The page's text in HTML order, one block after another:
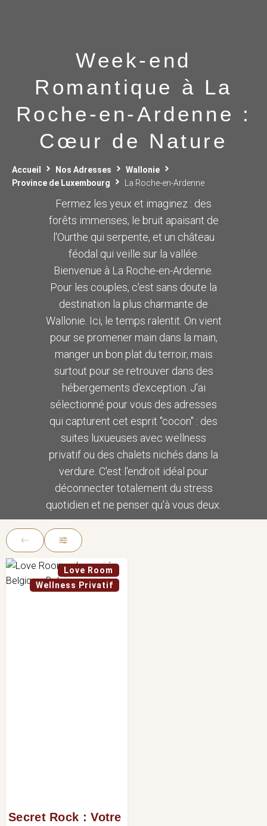
Week-end
Romantique à La
Roche-en-Ardenne :
Cœur de Nature
Accueil Nos Adresses
Wallonie
Province de Luxembourg
La Roche-en-Ardenne
Fermez les yeux et imaginez : des
forêts immenses, le bruit apaisant de
l'Ourthe qui serpente, et un château
féodal qui veille sur la vallée.
Bienvenue à La Roche-en-Ardenne.
Pour les couples, c'est sans doute la
destination la plus charmante de
Wallonie. Ici, le temps ralentit. On vient
pour se promener main dans la main,
manger un bon plat du terroir, mais
surtout pour se retrouver dans des
hébergements d'exception. J'ai
sélectionné pour vous des adresses
qui capturent cet esprit "cocon" : des
suites luxueuses avec wellness
privatif ou des chalets nichés dans la
verdure. C'est l'endroit idéal pour
déconnecter totalement du stress
quotidien et ne penser qu'à vous deux.
Love Room
Wellness Privatif
Secret Rock : Votre